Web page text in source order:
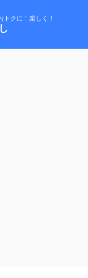
トクに！楽しく！